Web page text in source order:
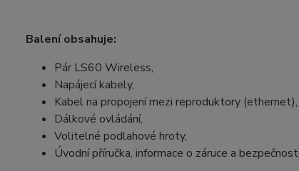
Balení obsahuje:
Pár LS60 Wireless,
Napájecí kabely,
Kabel na propojení mezi reproduktory (ethernet),
Dálkové ovládání,
Volitelné podlahové hroty,
Úvodní příručka, informace o záruce a